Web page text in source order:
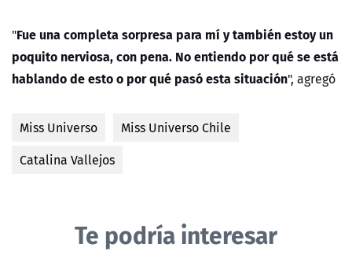
"Fue una completa sorpresa para mí y también estoy un
poquito nerviosa, con pena. No entiendo por qué se está
hablando de esto o por qué pasó esta situación", agregó
Miss Universo
Miss Universo Chile
Catalina Vallejos
Te podría interesar